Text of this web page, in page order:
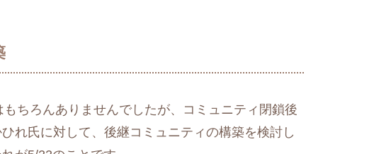
ちろんありませんでしたが、コミュニティ閉鎖後
れ氏に対して、後継コミュニティの構築を検討し